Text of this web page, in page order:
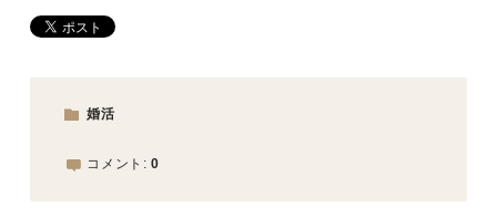
婚活
コメント:0